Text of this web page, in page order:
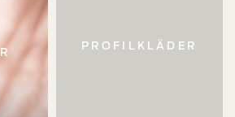
PROFIL­KLÄDER